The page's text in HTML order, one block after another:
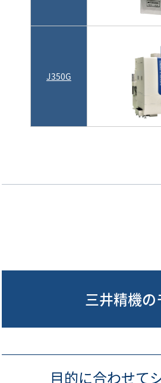
J350G
三井精機の
目的に合わせて